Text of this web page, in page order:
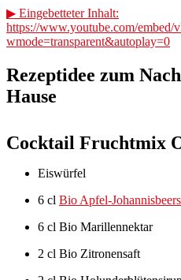
▶ Eingebetteter Inhalt:
https://www.youtube.com/embed/
wmode=transparent&autoplay=0
Rezeptidee zum
Hause
Cocktail Fruchtmix
Eiswürfel
6 cl Bio Apfel-
6 cl Bio Marillennektar
2 cl Bio Zitronensaft